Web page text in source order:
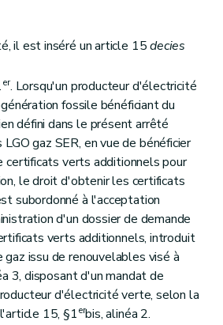
il est inséré un article 15decies
er. Lorsqu'un producteur d'électricité
fossile bénéficiant du
défini dans le présent arrêté
gaz SER, en vue de bénéficier
certificats verts additionnels pour
le droit d'obtenir les certificats
subordonné à l'acceptation
d'un dossier de demande
verts additionnels, introduit
issu de renouvelables visé à
3, disposant d'un mandat de
d'électricité verte, selon la
15, §1erbis, alinéa 2.